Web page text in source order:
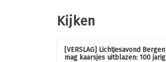
Kijken
[VERSLAG] Lichtjesavond Bergen
mag kaarsjes uitblazen: 100 jarig